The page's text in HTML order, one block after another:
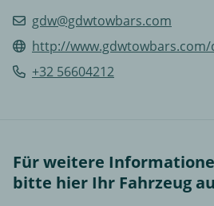
gdw@gdwtowbars.com
http://www.gdwtowbars.com/
+32 56604212
Für weitere
bitte hier Ihr Fahrzeug